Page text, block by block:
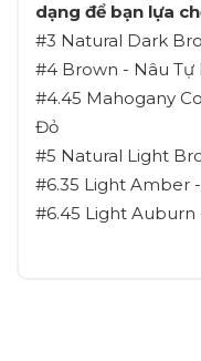
dạng để bạn lựa
#3 Natural Dark
#4 Brown - Nâu Tự
#4.45 Mahogany
Đỏ
#5 Natural Light
#6.35 Light Amber
#6.45 Light